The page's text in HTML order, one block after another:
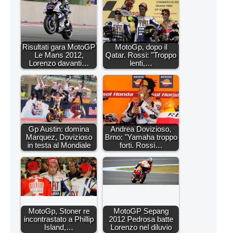
Risultati gara MotoGP
Le Mans 2012,
Lorenzo davanti…
MotoGp, dopo il
Qatar. Rossi: "Troppo
lenti,…
Gp Austin: domina
Marquez, Dovizioso
in testa al Mondiale
Andrea Dovizioso,
Brno: "Yamaha troppo
forti. Rossi…
MotoGp, Stoner re
incontrastato a Phillip
Island,…
MotoGP Sepang
2012 Pedrosa batte
Lorenzo nel diluvio